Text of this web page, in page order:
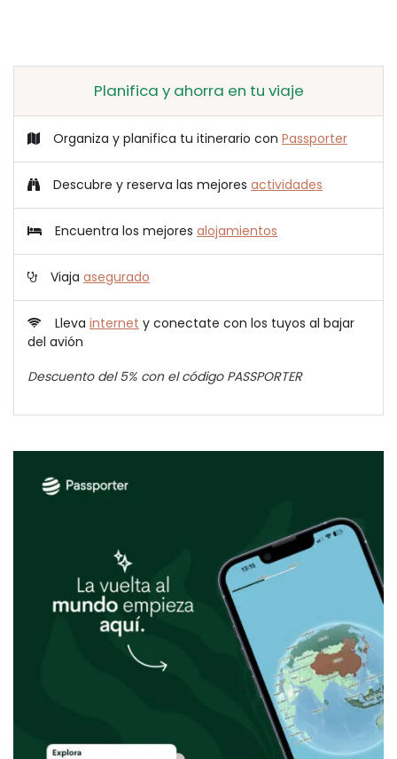
Planifica y ahorra en tu viaje
Organiza y planifica tu itinerario con Passporter
Descubre y reserva las mejores actividades
Encuentra los mejores alojamientos
Viaja asegurado
Lleva internet y conectate con los tuyos al bajar
del avión
Descuento del 5% con el código PASSPORTER